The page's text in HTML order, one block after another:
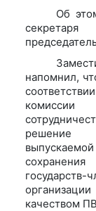
Об
напомнил,
решение
качеством